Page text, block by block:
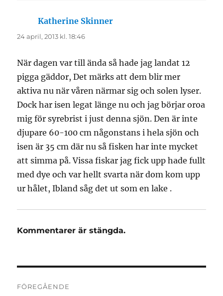
Katherine Skinner
24 april, 2013 kl. 18:46
När dagen var till ända så hade jag landat 12
pigga gäddor, Det märks att dem blir mer
aktiva nu när våren närmar sig och solen lyser.
Dock har isen legat länge nu och jag börjar oroa
mig för syrebrist i just denna sjön. Den är inte
djupare 60-100 cm någonstans i hela sjön och
isen är 35 cm där nu så fisken har inte mycket
att simma på. Vissa fiskar jag fick upp hade fullt
med dye och var hellt svarta när dom kom upp
ur hålet, Ibland såg det ut som en lake .
Kommentarer är stängda.
FÖREGÅENDE